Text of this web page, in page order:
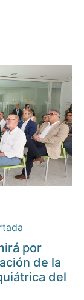
por
de la
del